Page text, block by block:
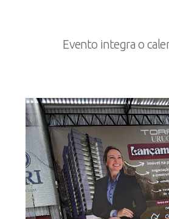
Evento integra o